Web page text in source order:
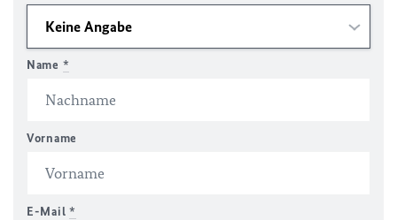
Name *
Vorname
E-Mail *